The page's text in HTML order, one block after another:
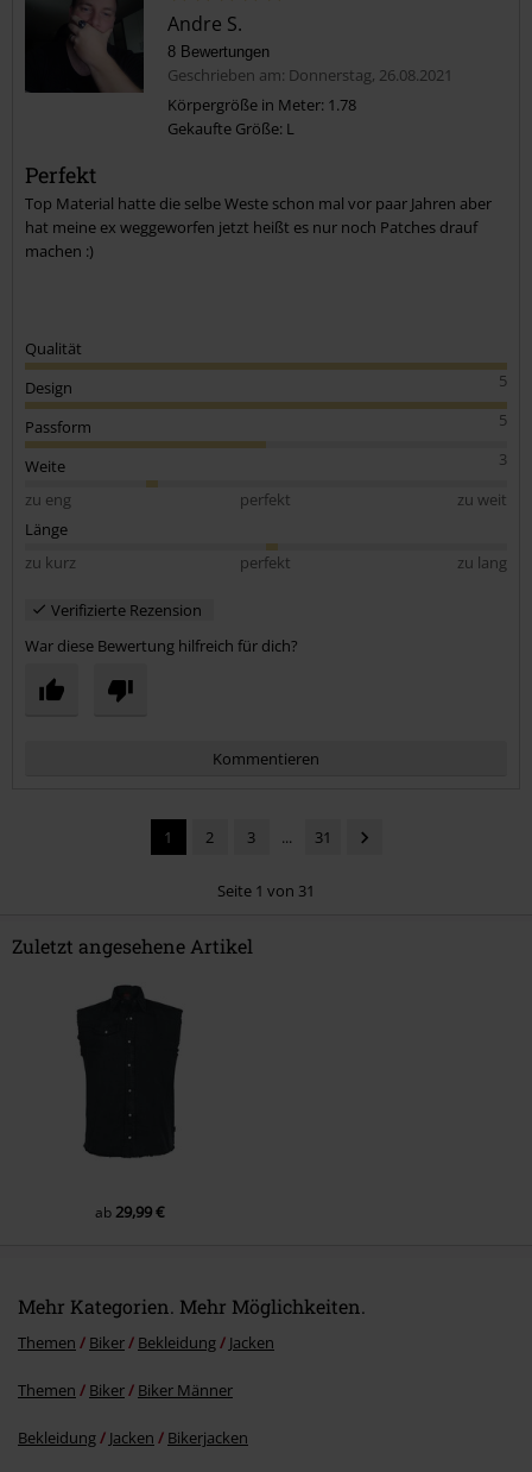
Der Style hat mich hier einfach überzeugt. Geile Kutte.
Kommentar jetzt abschicken!
Andre S.
8 Bewertungen
Geschrieben am: Donnerstag, 26.08.2021
Körpergröße in Meter: 1.78
Gekaufte Größe: L
Perfekt
Top Material hatte die selbe Weste schon mal vor paar Jahren aber
hat meine ex weggeworfen jetzt heißt es nur noch Patches drauf
machen :)
Qualität
5
Design
5
Passform
3
Weite
zu eng
perfekt
zu weit
Länge
zu kurz
perfekt zu lang
Verifizierte Rezension
War diese Bewertung hilfreich für dich?
Kommentieren
Kommentar jetzt abschicken!
1 2 3 ... 31
Seite 1 von 31
Zuletzt angesehene Artikel
ab 29,99 €
Mehr Kategorien. Mehr Möglichkeiten.
Themen Biker Bekleidung Jacken
Themen Biker Biker Männer
Bekleidung Jacken Bikerjacken